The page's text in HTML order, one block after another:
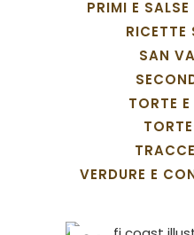
PRIMI E SALSE
RICETTE
SAN
TORTE
VERDURE E